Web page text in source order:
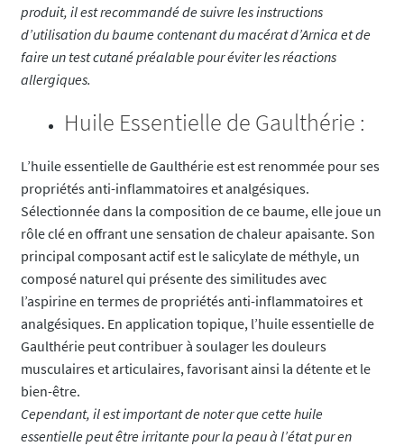
produit, il est recommandé de suivre les instructions
d’utilisation du baume contenant du macérat d’Arnica et de
faire un test cutané préalable pour éviter les réactions
allergiques.
Huile Essentielle de Gaulthérie :
L’huile essentielle de Gaulthérie est est renommée pour ses
propriétés anti-inflammatoires et analgésiques.
Sélectionnée dans la composition de ce baume, elle joue un
rôle clé en offrant une sensation de chaleur apaisante. Son
principal composant actif est le salicylate de méthyle, un
composé naturel qui présente des similitudes avec
l’aspirine en termes de propriétés anti-inflammatoires et
analgésiques. En application topique, l’huile essentielle de
Gaulthérie peut contribuer à soulager les douleurs
musculaires et articulaires, favorisant ainsi la détente et le
bien-être.
Cependant, il est important de noter que cette huile
essentielle peut être irritante pour la peau à l’état pur en